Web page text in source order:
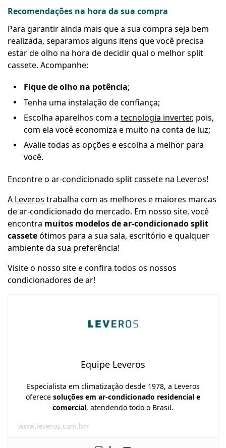
Recomendações na hora da sua compra
Para garantir ainda mais que a sua compra seja bem
realizada, separamos alguns itens que você precisa
estar de olho na hora de decidir qual o melhor split
cassete. Acompanhe:
Fique de olho na potência;
Tenha uma instalação de confiança;
Escolha aparelhos com a tecnologia inverter, pois,
com ela você economiza e muito na conta de luz;
Avalie todas as opções e escolha a melhor para
você.
Encontre o ar-condicionado split cassete na Leveros!
A Leveros trabalha com as melhores e maiores marcas
de ar-condicionado do mercado. Em nosso site, você
encontra muitos modelos de ar-condicionado split
casseteótimos para a sua sala, escritório e qualquer
ambiente da sua preferência!
Visite o nosso site e confira todos os nossos
condicionadores de ar!
Equipe Leveros
Especialista em climatização desde 1978, a Leveros
oferece soluções em ar-condicionado residencial e
comercial, atendendo todo o Brasil.
www.leveros.com.br/